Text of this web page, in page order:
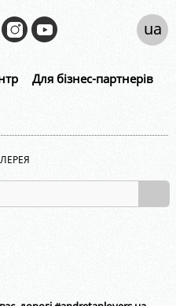
Для бізнес-партнерів
ua